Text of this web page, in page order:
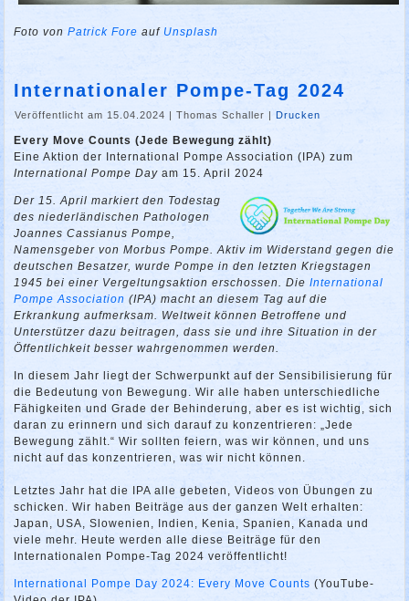
Foto vonPatrick Fore auf Unsplash
Internationaler Pompe-Tag 2024
Veröffentlicht am 15.04.2024 |Thomas Schaller | Drucken
Every Move Counts (Jede Bewegung zählt)
Eine Aktion der International Pompe Association (IPA) zum
International Pompe Day am 15. April 2024
Der 15. April markiert den Todestag
des niederländischen Pathologen
Joannes Cassianus Pompe,
Namensgeber von Morbus Pompe. Aktiv im Widerstand gegen die
deutschen Besatzer, wurde Pompe in den letzten Kriegstagen
1945 bei einer Vergeltungsaktion erschossen. DieInternational
Pompe Association (IPA) macht an diesem Tag auf die
Erkrankung aufmerksam. Weltweit können Betroffene und
Unterstützer dazu beitragen, dass sie und ihre Situation in der
Öffentlichkeit besser wahrgenommen werden.
In diesem Jahr liegt der Schwerpunkt auf der Sensibilisierung für
die Bedeutung von Bewegung. Wir alle haben unterschiedliche
Fähigkeiten und Grade der Behinderung, aber es ist wichtig, sich
daran zu erinnern und sich darauf zu konzentrieren: „Jede
Bewegung zählt.“ Wir sollten feiern, was wir können, und uns
nicht auf das konzentrieren, was wir nicht können.
Letztes Jahr hat die IPA alle gebeten, Videos von Übungen zu
schicken. Wir haben Beiträge aus der ganzen Welt erhalten:
Japan, USA, Slowenien, Indien, Kenia, Spanien, Kanada und
viele mehr. Heute werden alle diese Beiträge für den
Internationalen Pompe-Tag 2024 veröffentlicht!
International Pompe Day 2024: Every Move Counts (YouTube-